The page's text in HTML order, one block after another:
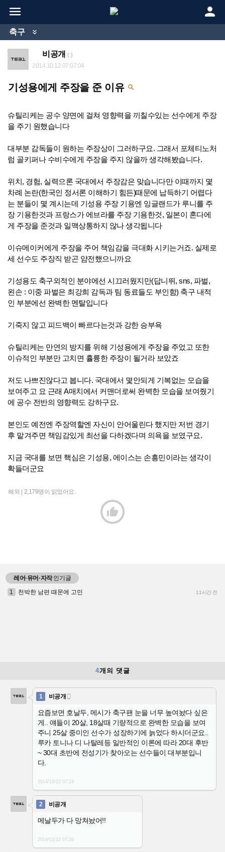
 
축구 
비공개 ( )
2014.10.12 07:07:04
기성용에게 주장을 준 이유 
슈틸리케는 공수 양면에 걸쳐 영향력을 끼칠수있는 선수에게 주장
을 주기 원했습니다
대부분 감독들이 원하는 주장상이 그러하구요. 그래서 포체티노처
럼 골키퍼나 수비수에게 주장을 주지 않을까 생각해봤습니다.
위치, 경험, 실력으론 국대에서 주장감은 맞습니다만 이때까지 몇
차례 논란(한국인 정서론 이해하기 힘든)때문에 납득하기 어렵다
는 분들이 몇 계시는데 기성용 주장 기용엔 잉글랜드가 루니를 주
장 기용한것과 프랑스가 에브라를 주장 기용한것, 일본이 혼다에
게 주장을 준것과 일맥상통하지 않나 생각됩니다
이슈메이커에게 주장을 주어 책임감을 극대화 시키는거죠. 실제로
세 선수도 주장직 받곤 얌전했으니까요
기성용도 축구외적인 분야에선 시끄러웠지만(답니뛰, sns, 파벌,
왼손 : 이중 파벌은 최강희 감독과 팀 동료들도 부인함) 축구 내적
인 부분에선 완벽한 멘탈입니다
기죽지 않고 피드백이 빠르다는것과 강한 승부욕
슈틸리케는 만연의 방지를 위해 기성용에게 주장을 주었고 또한
이슈적인 부분만 고치면 휼륭한 주장이 될거라 보았죠
저도 나쁘진않다고 봅니다. 국대에서 몇안되게 기복없는 모습을
보여주고 요 근래 A매치에서 커맨더로써 완벽한 모습을 보여줬기
에 공수 전반의 영향력도 강하구요.
본인도 예전엔 주장역할엔 자신이 안어울린다 했지만 저번 경기
후 맡겨주면 책임감있게 최선을 다하겠다며 의욕을 보였구요.
지금 국대를 보면 핵심은 기성용, 에이스는 손흥민이라는 생각이
확들더군요
해외 | 2,179명이 읽었어요.

레어·유머·자작인기글
1
천박한 남편 때문에 고민 11시간 전
4개의 댓글
1 비공개 
요즘보면 호날두, 메시가 축구팬 눈을 너무 높여놨다 싶은
게.. 얘들이 20살, 18살때 기량적으로 완벽한 모습을 보여
주니 25살 중미인 선수가 성장하기에 늙었다 하시더군요..
루카 토니나 디 나탈레등 일반적인 이론에 따라 20대 후반
~ 30대 초반에 전성기가 찾아오는 선수들이 대부분입니
다.
2014/10/12 07:19
2 비공개
메날두가 다 망쳐놨어!!
2014/10/12 07:26